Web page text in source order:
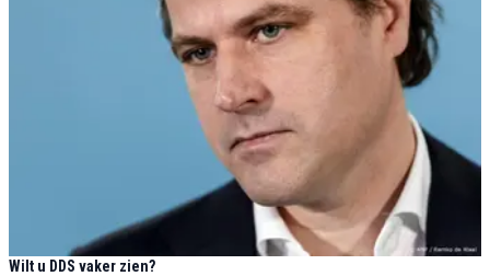
Wilt u DDS vaker zien?